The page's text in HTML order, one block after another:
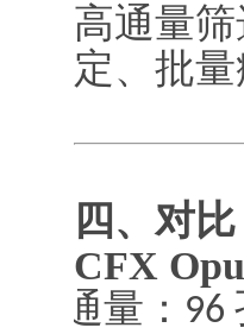
高通量
定、批
四、对比
CFX
通量： 96